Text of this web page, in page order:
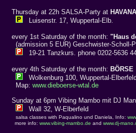
Thursday at 22h SALSA-Party at
Luisenstr. 17, Wuppertal-Elb.
every 1st Saturday of the month: "Haus
(admission 5 EUR) Geschwister-Scholl-
19-21 Tanzkurs. phone 0202-5636
every 4th Saturday of the month: BÖRSE
Wolkenburg 100, Wuppertal-
Map: www.dieboerse-wtal.de
Sunday at 6pm Vibing Mambo mit DJ
Wall 32, W-Elberfeld
salsa classes with Paqualino und Daniela, Info:
more info: www.vibing-mambo.de and www.dj-